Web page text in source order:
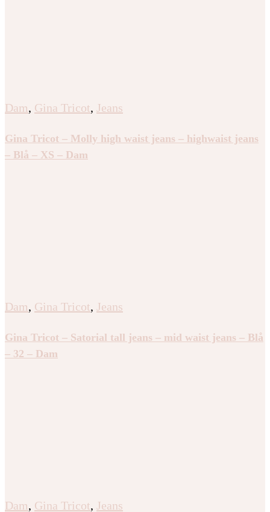
Dam, Gina Tricot, Jeans
Gina Tricot – Molly high waist jeans – highwaist jeans
– Blå – XS – Dam
Dam, Gina Tricot, Jeans
Gina Tricot – Satorial tall jeans – mid waist jeans – Blå
– 32 – Dam
Dam, Gina Tricot, Jeans